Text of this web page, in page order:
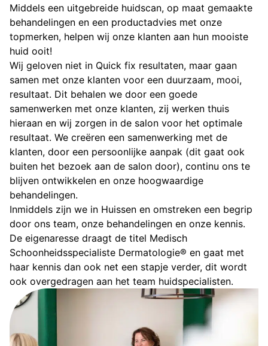
Middels een uitgebreide huidscan, op maat gemaakte
behandelingen en een productadvies met onze
topmerken, helpen wij onze klanten aan hun mooiste
huid ooit!
Wij geloven niet in Quick fix resultaten, maar gaan
samen met onze klanten voor een duurzaam, mooi,
resultaat. Dit behalen we door een goede
samenwerken met onze klanten, zij werken thuis
hieraan en wij zorgen in de salon voor het optimale
resultaat. We creëren een samenwerking met de
klanten, door een persoonlijke aanpak (dit gaat ook
buiten het bezoek aan de salon door), continu ons te
blijven ontwikkelen en onze hoogwaardige
behandelingen.
Inmiddels zijn we in Huissen en omstreken een begrip
door ons team, onze behandelingen en onze kennis.
De eigenaresse draagt de titel Medisch
Schoonheidsspecialiste Dermatologie® en gaat met
haar kennis dan ook net een stapje verder, dit wordt
ook overgedragen aan het team huidspecialisten.